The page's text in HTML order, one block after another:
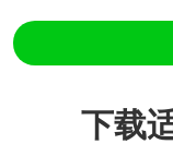
下载